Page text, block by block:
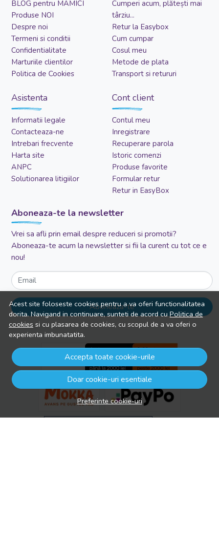
Acest site foloseste cookies pentru a va oferi functionalitatea
dorita. Navigand in continuare, sunteti de acord cuPolitica de
cookies si cu plasarea de cookies, cu scopul de a va oferi o
experienta imbunatatita.
Accepta toate cookie-urile
Doar cookie-uri esentiale
Preferinte cookie-uri
BLOG pentru MAMICI
Produse NOI
Despre noi
Termeni si conditii
Confidentialitate
Marturiile clientilor
Politica de Cookies
Cumperi acum, plătești mai
târziu...
Retur la Easybox
Cum cumpar
Cosul meu
Metode de plata
Transport si retururi
Asistenta
Informatii legale
Contacteaza-ne
Intrebari frecvente
Harta site
ANPC
Solutionarea litigiilor
Cont client
Contul meu
Inregistrare
Recuperare parola
Istoric comenzi
Produse favorite
Formular retur
Retur in EasyBox
Aboneaza-te la newsletter
Vrei sa afli prin email despre reduceri si promotii?
Aboneaza-te acum la newsletter si fii la curent cu tot ce e
nou!
Email
Aboneaza-te